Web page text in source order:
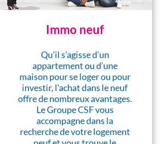
Immo neuf
Qu’il s’agisse d’un
appartement ou d’une
maison pour se loger ou pour
investir, l'achat dans le neuf
offre de nombreux avantages.
Le Groupe CSF vous
accompagne dans la
recherche de votre logement